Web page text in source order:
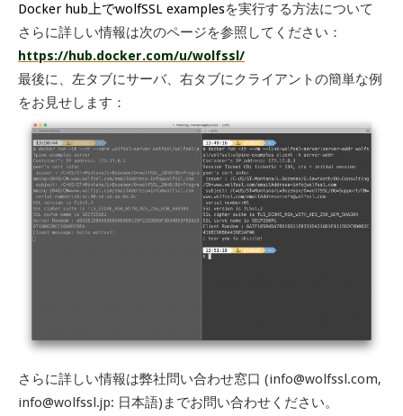
Docker hub上でwolfSSL examplesを実行する方法について
さらに詳しい情報は次のページを参照してください：
https://hub.docker.com/u/wolfssl/
最後に、左タブにサーバ、右タブにクライアントの簡単な例
をお見せします：
さらに詳しい情報は弊社問い合わせ窓口 (info@wolfssl.com,
info@wolfssl.jp: 日本語)までお問い合わせください。